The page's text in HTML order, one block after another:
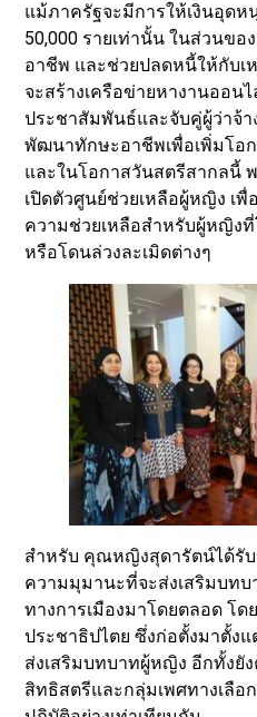
แม้ภาครัฐจะมีการให้เงินอุดห
50,000 รายเท่านั้น ในส่วนขอ
อาชีพ และช่วยปลดหนี้ให้กับเ
จะสร้างเครือข่ายหางานออน
ประชาสัมพันธ์และจับคู่ผู้ว่าจ้า
พัฒนาทักษะอาชีพเพื่อเพิ่มโอ
และในโอกาสวันสตรีสากลนี้
เปิดตัวศูนย์ช่วยเหลือผู้หญิง เ
ความช่วยเหลือสำหรับผู้หญิงที่
หรือโดนล่วงละเมิดต่างๆ
สำหรับ คุณหญิงสุดารัตน์ได้รั
ความมุมานะที่จะส่งเสริมบท
ทางการเมืองมาโดยตลอด โ
ประชาธิปไตย ซึ่งก่อตั้งมาตั้ง
ส่งเสริมบทบาทผู้หญิง อีกทั้งยั
สิทธิสตรีและกลุ่มเพศทางเลือ